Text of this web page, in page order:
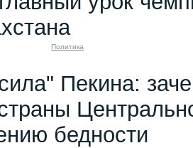
Политика
Пекина:
бедности